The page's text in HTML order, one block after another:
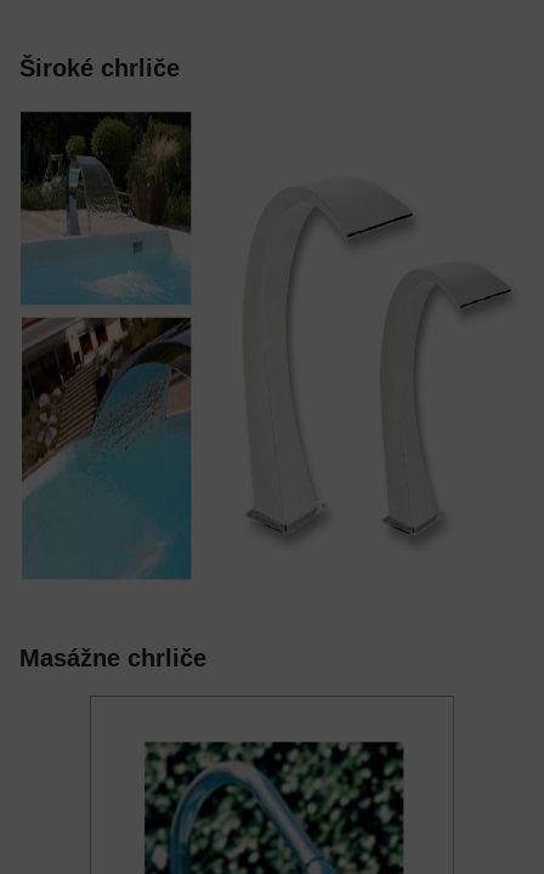
Široké chrliče
Masážne chrliče